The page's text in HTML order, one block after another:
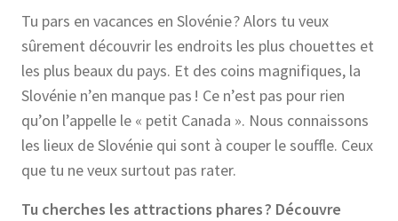
Tu pars en vacances en Slovénie ? Alors tu veux
sûrement découvrir les endroits les plus chouettes et
les plus beaux du pays. Et des coins magnifiques, la
Slovénie n’en manque pas ! Ce n’est pas pour rien
qu’on l’appelle le « petit Canada ». Nous connaissons
les lieux de Slovénie qui sont à couper le souffle. Ceux
que tu ne veux surtout pas rater.
Tu cherches les attractions phares ? Découvre